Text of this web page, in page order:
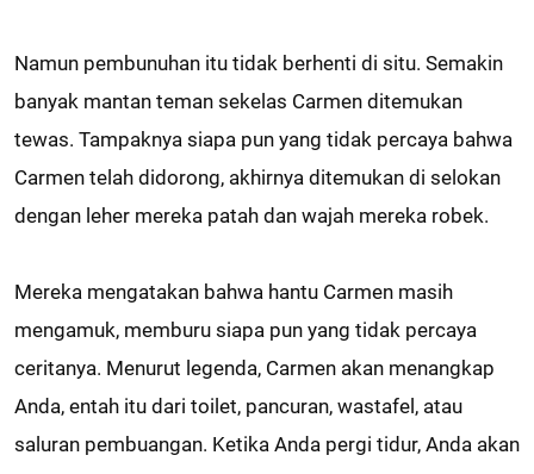
Namun pembunuhan itu tidak berhenti di situ. Semakin
banyak mantan teman sekelas Carmen ditemukan
tewas. Tampaknya siapa pun yang tidak percaya bahwa
Carmen telah didorong, akhirnya ditemukan di selokan
dengan leher mereka patah dan wajah mereka robek.
Mereka mengatakan bahwa hantu Carmen masih
mengamuk, memburu siapa pun yang tidak percaya
ceritanya. Menurut legenda, Carmen akan menangkap
Anda, entah itu dari toilet, pancuran, wastafel, atau
saluran pembuangan. Ketika Anda pergi tidur, Anda akan